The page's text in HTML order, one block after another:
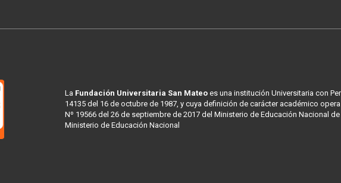
La Fundación Universitaria San Mateo es una institución Universitaria con
14135 del 16 de octubre de 1987, y cuya definición de carácter académico
Nº 19566 del 26 de septiembre de 2017 del Ministerio de Educación Nacional
Ministerio de Educación Nacional